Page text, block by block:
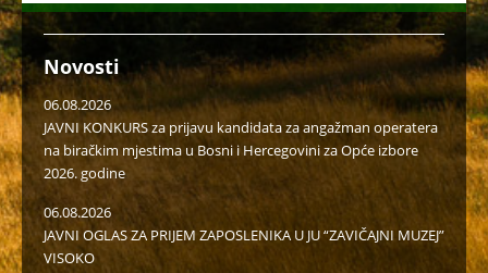
Novosti
06.08.2026
JAVNI KONKURS za prijavu kandidata za angažman operatera
na biračkim mjestima u Bosni i Hercegovini za Opće izbore
2026. godine
06.08.2026
JAVNI OGLAS ZA PRIJEM ZAPOSLENIKA U JU “ZAVIČAJNI MUZEJ”
VISOKO